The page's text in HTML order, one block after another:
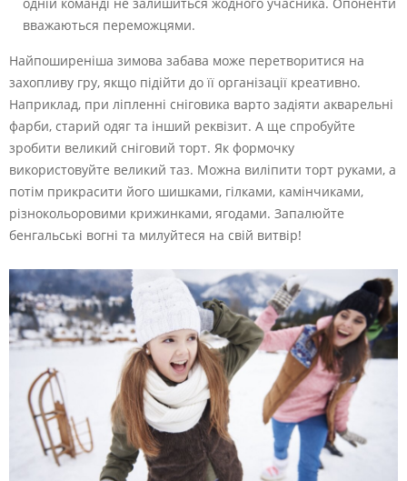
вважаються переможцями.
Найпоширеніша зимова забава може перетворитися на
захопливу гру, якщо підійти до її організації креативно.
Наприклад, при ліпленні сніговика варто задіяти акварельні
фарби, старий одяг та інший реквізит. А ще спробуйте
зробити великий сніговий торт. Як формочку
використовуйте великий таз. Можна виліпити торт руками, а
потім прикрасити його шишками, гілками, камінчиками,
різнокольоровими крижинками, ягодами. Запалюйте
бенгальські вогні та милуйтеся на свій витвір!